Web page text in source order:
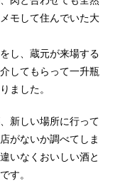
モして住んでいた大
し、蔵元が来場する
してもらって一升瓶
ました。
新しい場所に行って
がないか調べてしま
いなくおいしい酒と
す。